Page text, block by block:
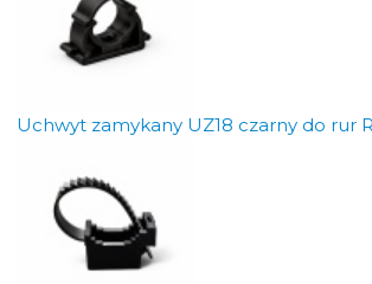
Uchwyt zamykany UZ18 czarny do rur